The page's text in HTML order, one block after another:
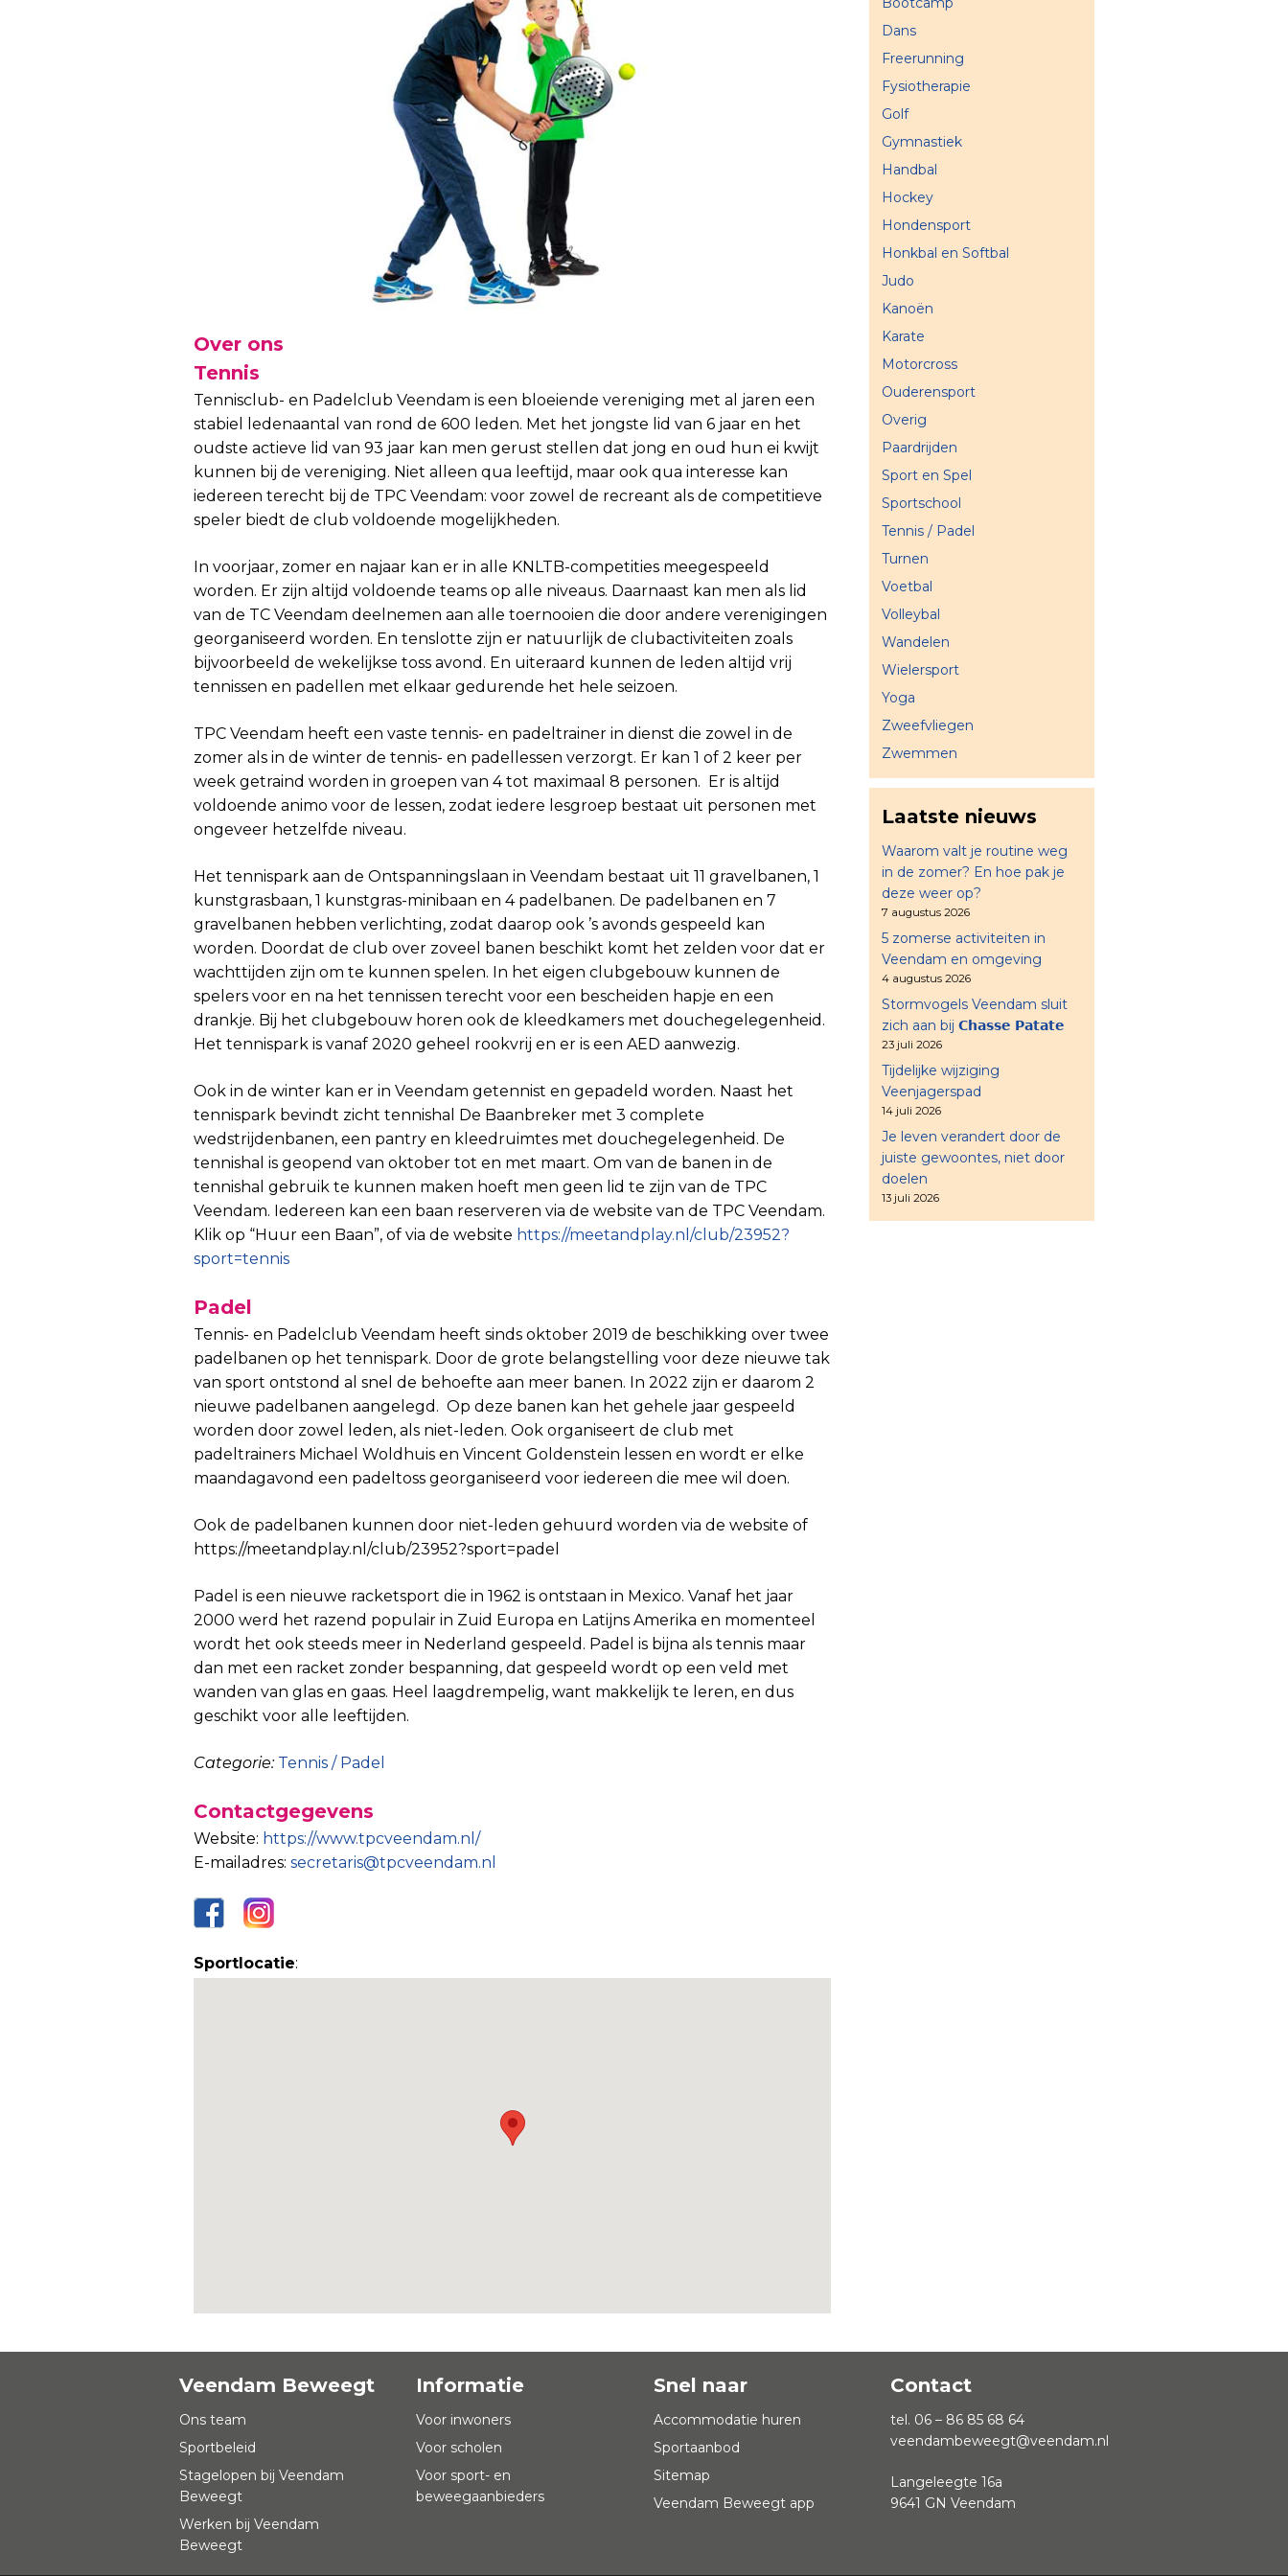
Over ons
Tennis
Tennisclub- en Padelclub Veendam is een bloeiende vereniging met al jaren een
stabiel ledenaantal van rond de 600 leden. Met het jongste lid van 6 jaar en het
oudste actieve lid van 93 jaar kan men gerust stellen dat jong en oud hun ei kwijt
kunnen bij de vereniging. Niet alleen qua leeftijd, maar ook qua interesse kan
iedereen terecht bij de TPC Veendam: voor zowel de recreant als de competitieve
speler biedt de club voldoende mogelijkheden.
In voorjaar, zomer en najaar kan er in alle KNLTB-competities meegespeeld
worden. Er zijn altijd voldoende teams op alle niveaus. Daarnaast kan men als lid
van de TC Veendam deelnemen aan alle toernooien die door andere verenigingen
georganiseerd worden. En tenslotte zijn er natuurlijk de clubactiviteiten zoals
bijvoorbeeld de wekelijkse toss avond. En uiteraard kunnen de leden altijd vrij
tennissen en padellen met elkaar gedurende het hele seizoen.
TPC Veendam heeft een vaste tennis- en padeltrainer in dienst die zowel in de
zomer als in de winter de tennis- en padellessen verzorgt. Er kan 1 of 2 keer per
week getraind worden in groepen van 4 tot maximaal 8 personen. Er is altijd
voldoende animo voor de lessen, zodat iedere lesgroep bestaat uit personen met
ongeveer hetzelfde niveau.
Het tennispark aan de Ontspanningslaan in Veendam bestaat uit 11 gravelbanen, 1
kunstgrasbaan, 1 kunstgras-minibaan en 4 padelbanen. De padelbanen en 7
gravelbanen hebben verlichting, zodat daarop ook ’s avonds gespeeld kan
worden. Doordat de club over zoveel banen beschikt komt het zelden voor dat er
wachttijden zijn om te kunnen spelen. In het eigen clubgebouw kunnen de
spelers voor en na het tennissen terecht voor een bescheiden hapje en een
drankje. Bij het clubgebouw horen ook de kleedkamers met douchegelegenheid.
Het tennispark is vanaf 2020 geheel rookvrij en er is een AED aanwezig.
Ook in de winter kan er in Veendam getennist en gepadeld worden. Naast het
tennispark bevindt zicht tennishal De Baanbreker met 3 complete
wedstrijdenbanen, een pantry en kleedruimtes met douchegelegenheid. De
tennishal is geopend van oktober tot en met maart. Om van de banen in de
tennishal gebruik te kunnen maken hoeft men geen lid te zijn van de TPC
Veendam. Iedereen kan een baan reserveren via de website van de TPC Veendam.
Klik op “Huur een Baan”, of via de website https://meetandplay.nl/club/23952?
sport=tennis
Padel
Tennis- en Padelclub Veendam heeft sinds oktober 2019 de beschikking over twee
padelbanen op het tennispark. Door de grote belangstelling voor deze nieuwe tak
van sport ontstond al snel de behoefte aan meer banen. In 2022 zijn er daarom 2
nieuwe padelbanen aangelegd. Op deze banen kan het gehele jaar gespeeld
worden door zowel leden, als niet-leden. Ook organiseert de club met
padeltrainers Michael Woldhuis en Vincent Goldenstein lessen en wordt er elke
maandagavond een padeltoss georganiseerd voor iedereen die mee wil doen.
Ook de padelbanen kunnen door niet-leden gehuurd worden via de website of
https://meetandplay.nl/club/23952?sport=padel
Padel is een nieuwe racketsport die in 1962 is ontstaan in Mexico. Vanaf het jaar
2000 werd het razend populair in Zuid Europa en Latijns Amerika en momenteel
wordt het ook steeds meer in Nederland gespeeld. Padel is bijna als tennis maar
dan met een racket zonder bespanning, dat gespeeld wordt op een veld met
wanden van glas en gaas. Heel laagdrempelig, want makkelijk te leren, en dus
geschikt voor alle leeftijden.
Categorie: Tennis / Padel
Contactgegevens
Website: https://www.tpcveendam.nl/
E-mailadres: secretaris@tpcveendam.nl
Sportlocatie:
Dans
Freerunning
Fysiotherapie
Golf
Gymnastiek
Handbal
Hockey
Hondensport
Honkbal en Softbal
Judo
Kanoën
Karate
Motorcross
Ouderensport
Overig
Paardrijden
Sport en Spel
Sportschool
Tennis / Padel
Turnen
Voetbal
Volleybal
Wandelen
Wielersport
Yoga
Zweefvliegen
Zwemmen
Laatste nieuws
Waarom valt je routine weg
in de zomer? En hoe pak je
deze weer op?
7 augustus 2026
5 zomerse activiteiten in
Veendam en omgeving
4 augustus 2026
Stormvogels Veendam sluit
zich aan bij 𝗖𝗵𝗮𝘀𝘀𝗲 𝗣𝗮𝘁𝗮𝘁𝗲
23 juli 2026
Tijdelijke wijziging
Veenjagerspad
14 juli 2026
Je leven verandert door de
juiste gewoontes, niet door
doelen
13 juli 2026
Veendam Beweegt
Ons team
Sportbeleid
Stagelopen bij Veendam
Beweegt
Werken bij Veendam
Beweegt
Informatie
Voor inwoners
Voor scholen
Voor sport- en
beweegaanbieders
Snel naar
Accommodatie huren
Sportaanbod
Sitemap
Veendam Beweegt app
Contact
tel. 06 – 86 85 68 64
veendambeweegt@veendam.nl
Langeleegte 16a
9641 GN Veendam